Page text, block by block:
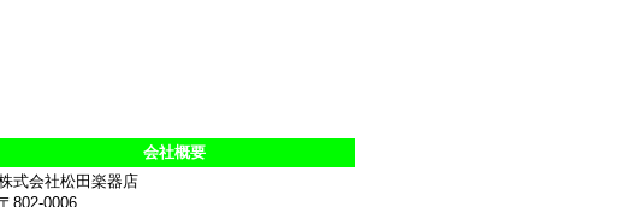
会社概要
式会社松田楽器店
802-0006